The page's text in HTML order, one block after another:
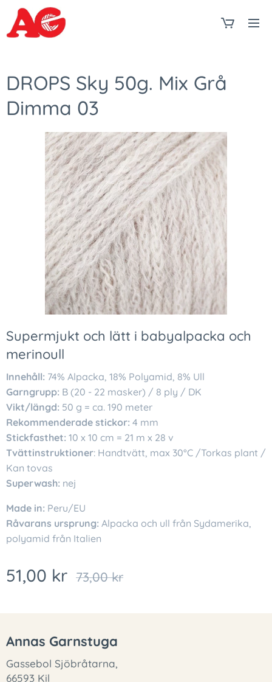
DROPS Sky 50g. Mix Grå
Dimma 03
Supermjukt och lätt i babyalpacka och
merinoull
Innehåll: 74% Alpacka, 18% Polyamid, 8% Ull
Garngrupp: B (20 - 22 masker) / 8 ply / DK
Vikt/längd: 50 g = ca. 190 meter
Rekommenderade stickor: 4 mm
Stickfasthet: 10 x 10 cm = 21 m x 28 v
Tvättinstruktioner: Handtvätt, max 30°C /Torkas plant /
Kan tovas
Superwash: nej
Made in: Peru/EU
Råvarans ursprung: Alpacka och ull från Sydamerika,
polyamid från Italien
51,00 kr 73,00kr
Annas Garnstuga
Gassebol Sjöbråtarna,
66593 Kil